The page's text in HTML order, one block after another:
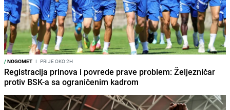
/NOGOMET I PRIJE OKO 2H
Registracija prinova i povrede prave problem: Željezničar
protiv BSK-a sa ograničenim kadrom